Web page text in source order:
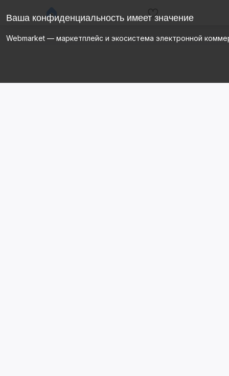
Ваша конфиденциальность имеет значение
Webmarket — маркетплейс и экосистема электронной